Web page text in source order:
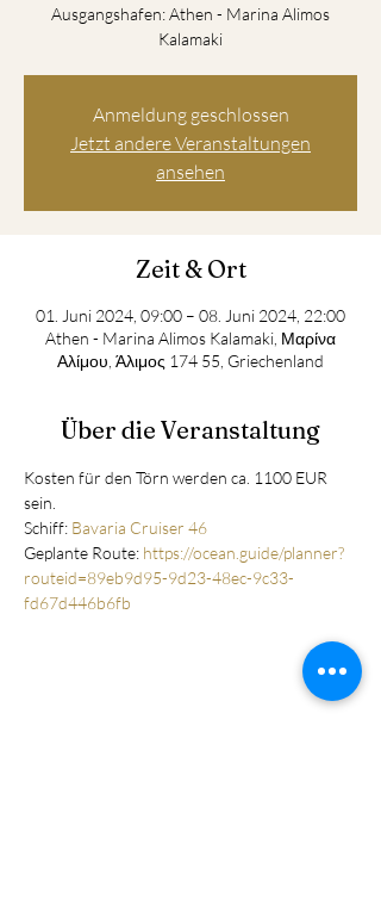
Ausgangshafen: Athen - Marina Alimos
Kalamaki
Anmeldung geschlossen
Jetzt andere Veranstaltungen
ansehen
Zeit & Ort
01. Juni 2024, 09:00 – 08. Juni 2024, 22:00
Athen - Marina Alimos Kalamaki, Μαρίνα
Αλίμου, Άλιμος 174 55, Griechenland
Über die Veranstaltung
Kosten für den Törn werden ca. 1100 EUR
sein.
Schiff: Bavaria Cruiser 46
Geplante Route: https://ocean.guide/planner?
routeid=89eb9d95-9d23-48ec-9c33-
fd67d446b6fb